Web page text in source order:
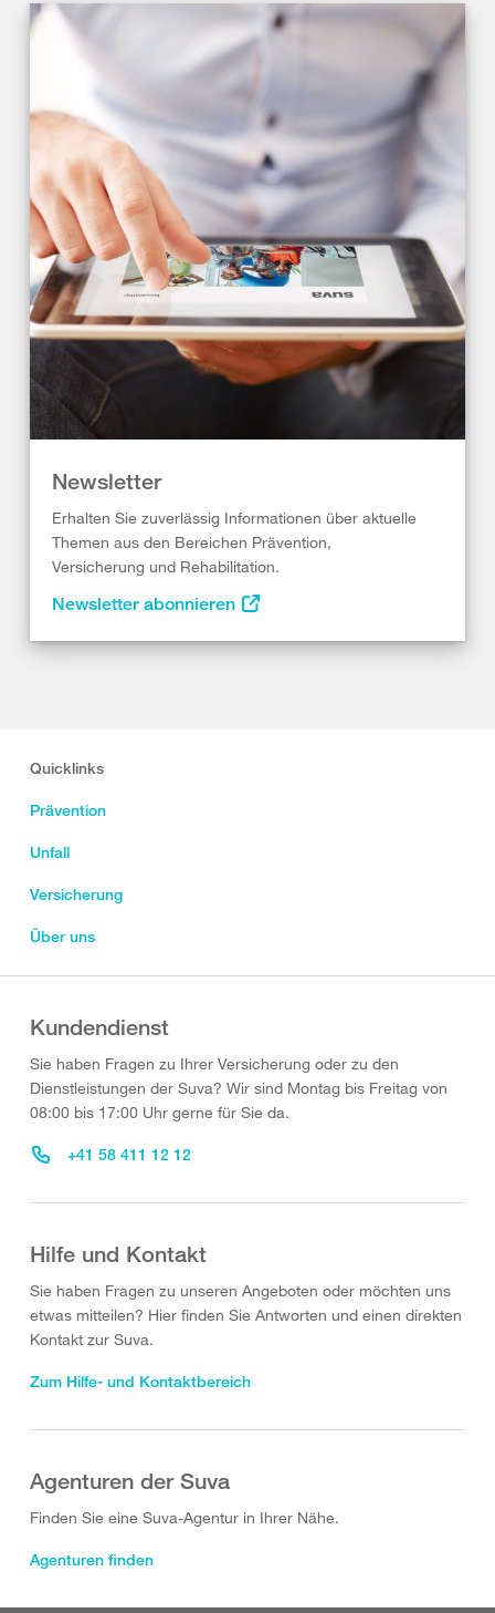
Newsletter
Erhalten Sie zuverlässig Informationen über aktuelle
Themen aus den Bereichen Prävention,
Versicherung und Rehabilitation.
Newsletter abonnieren
Quicklinks
Prävention
Unfall
Versicherung
Über uns
Kundendienst
Sie haben Fragen zu Ihrer Versicherung oder zu den
Dienstleistungen der Suva? Wir sind Montag bis Freitag von
08:00 bis 17:00 Uhr gerne für Sie da.
+41 58 411 12 12
Hilfe und Kontakt
Sie haben Fragen zu unseren Angeboten oder möchten uns
etwas mitteilen? Hier finden Sie Antworten und einen direkten
Kontakt zur Suva.
Zum Hilfe- und Kontaktbereich
Agenturen der Suva
Finden Sie eine Suva-Agentur in Ihrer Nähe.
Agenturen finden